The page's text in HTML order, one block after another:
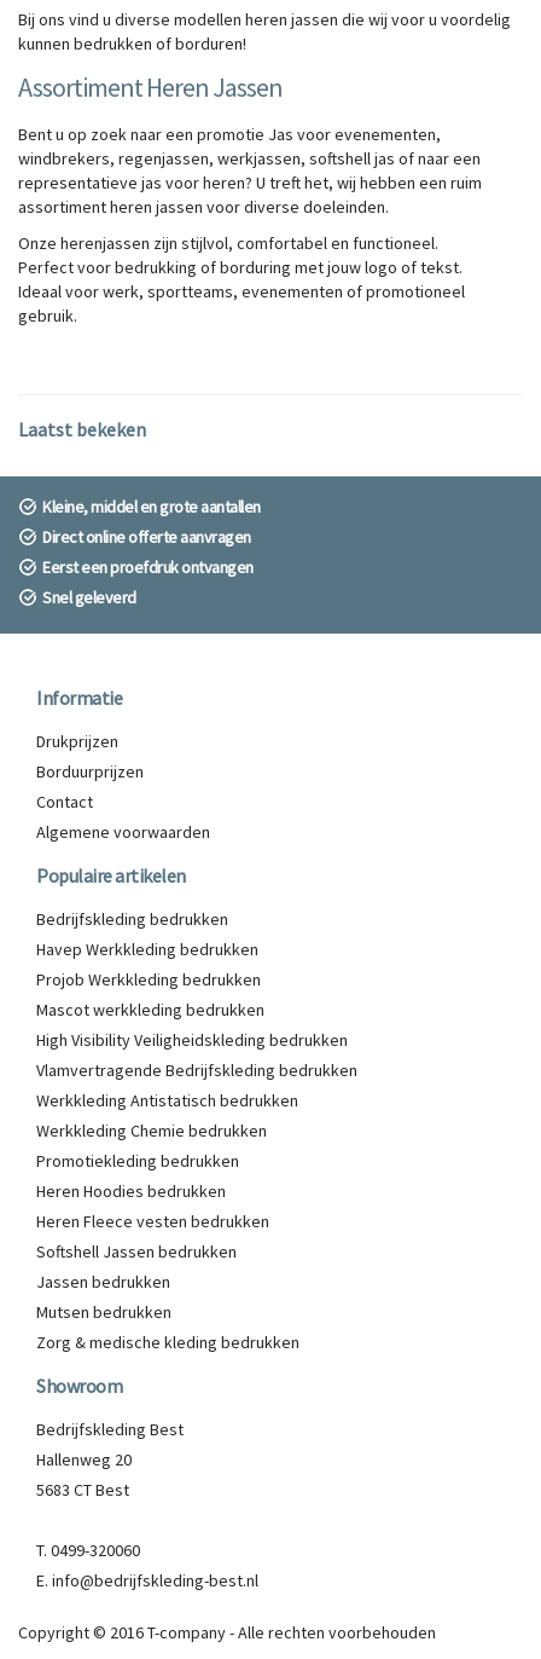
Bij ons vind u diverse modellen heren jassen die wij voor u voordelig
kunnen bedrukken ofborduren!
Assortiment Heren Jassen
Bent u op zoek naar een promotie Jas voor evenementen,
windbrekers, regenjassen, werkjassen, softshell jas of naar een
representatieve jas voor heren? U treft het, wij hebben een ruim
assortiment heren jassen voor diverse doeleinden.
Onze herenjassen zijn stijlvol, comfortabel en functioneel.
Perfect voor bedrukking of borduring met jouw logo of tekst.
Ideaal voor werk, sportteams, evenementen of promotioneel
gebruik.
Laatst bekeken
Kleine, middel en grote aantallen
Direct online offerte aanvragen
Eerst een proefdruk ontvangen
Snel geleverd
Informatie
Drukprijzen
Borduurprijzen
Contact
Algemene voorwaarden
Populaire artikelen
Bedrijfskleding bedrukken
Havep Werkkleding bedrukken
Projob Werkkleding bedrukken
Mascot werkkleding bedrukken
High Visibility Veiligheidskleding bedrukken
Vlamvertragende Bedrijfskleding bedrukken
Werkkleding Antistatisch bedrukken
Werkkleding Chemie bedrukken
Promotiekleding bedrukken
Heren Hoodies bedrukken
Heren Fleece vesten bedrukken
Softshell Jassen bedrukken
Jassen bedrukken
Mutsen bedrukken
Zorg & medische kleding bedrukken
Showroom
Bedrijfskleding Best
Hallenweg 20
5683 CT Best
T. 0499-320060
E. info@bedrijfskleding-best.nl
Copyright © 2016 T-company - Alle rechten voorbehouden